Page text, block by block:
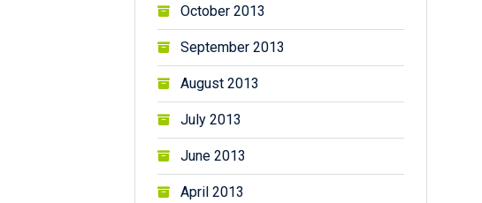
October 2013
September 2013
August 2013
July 2013
June 2013
April 2013